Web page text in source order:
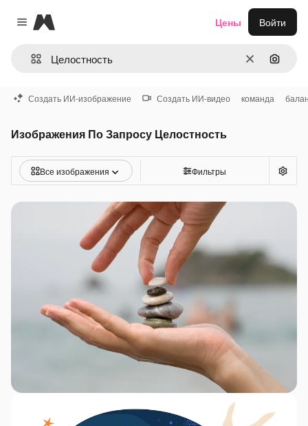
Close menu
Magnific
ОчиститьПоиск
Цены Войти
Создать ИИ-изображение Создать ИИ-видео команда
Изображения По Запросу Целостность
Все изображения Фильтры